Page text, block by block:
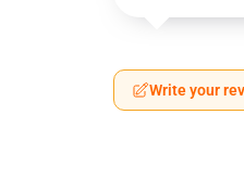
Write your